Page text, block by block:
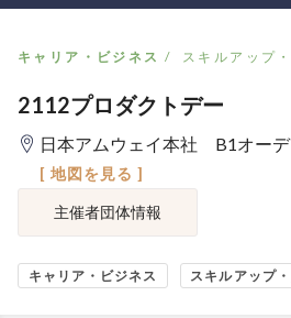
キャリア・ビジネス スキルアップ
2112プロダクトデー
日本アムウェイ本社 B1オーデ
[ 地図を見る ]
主催者団体情報
キャリア・ビジネス スキルアップ